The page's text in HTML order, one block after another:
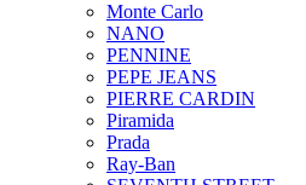
Monte Carlo
NANO
PENNINE
PEPE JEANS
PIERRE CARDIN
Piramida
Prada
Ray-Ban